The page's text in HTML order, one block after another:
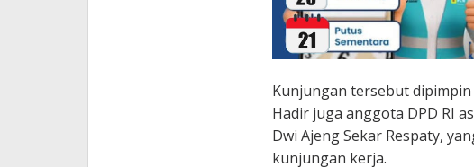
Kunjungan tersebut dipimpin
Hadir juga anggota DPD RI
Dwi Ajeng Sekar Respaty,
kunjungan kerja.